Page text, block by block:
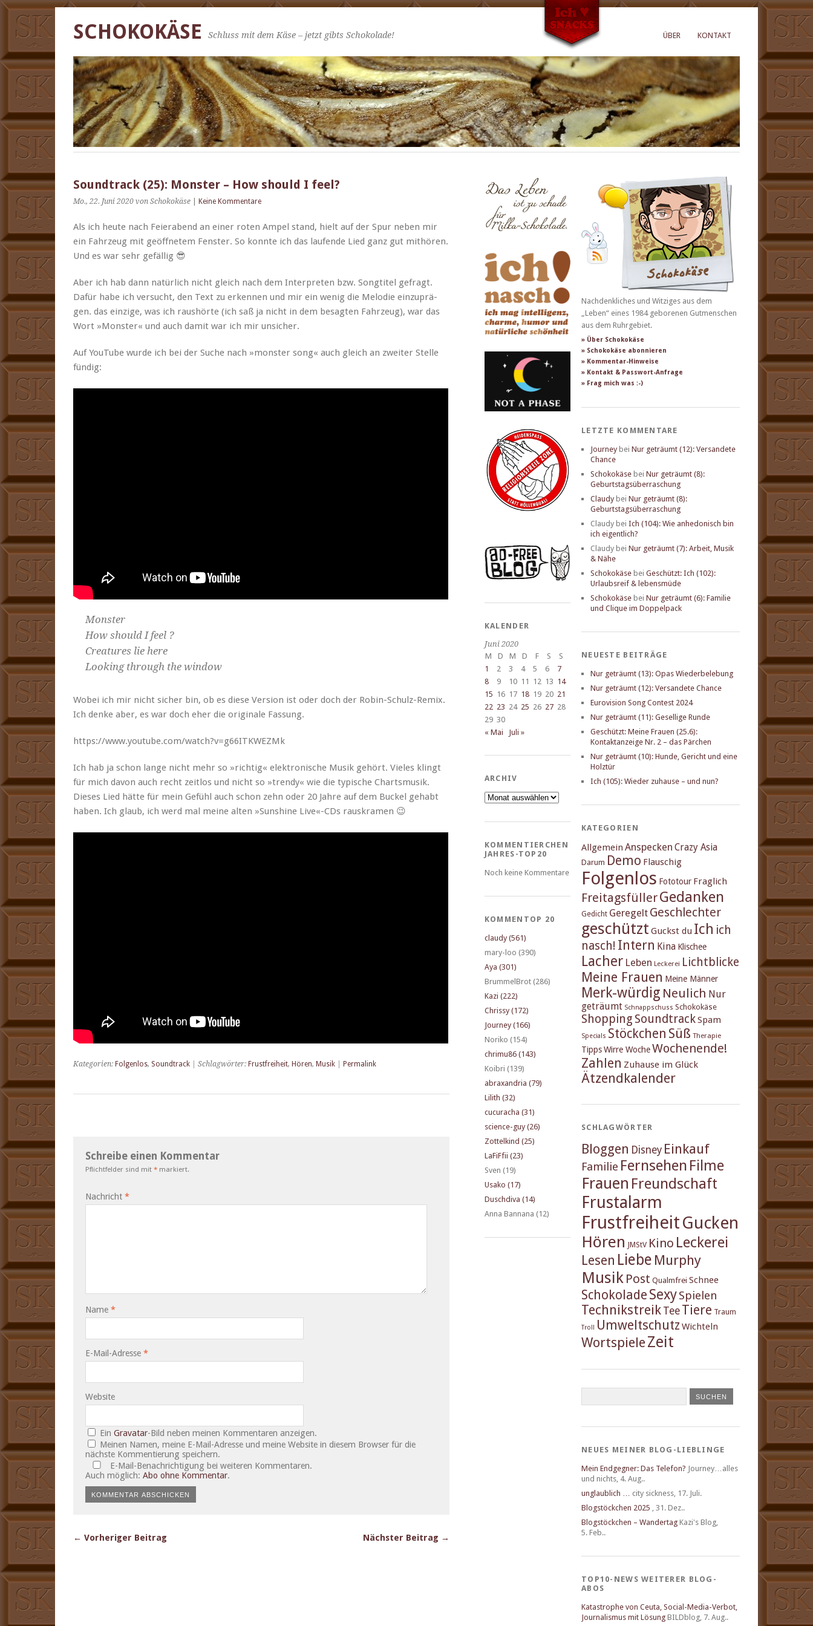
ÜBER KONTAKT
SCHOKOKÄSE Schluss mit dem Käse – jetzt gibts Schokolade!
Soundtrack (25): Monster – How should I feel?
Mo., 22. Juni 2020 von Schokokäse Keine Kommentare
Als ich heute nach Feier­abend an ein­er roten Ampel stand, hielt auf der Spur neben mir
ein Fahrzeug mit geöffnetem Fen­ster. So kon­nte ich das laufende Lied ganz gut mithören.
Und es war sehr gefällig 😎
Aber ich hab dann natür­lich nicht gle­ich nach dem Inter­pre­ten bzw. Songti­tel gefragt.
Dafür habe ich ver­sucht, den Text zu erken­nen und mir ein wenig die Melodie einzuprä­
gen. das einzige, was ich raushörte (ich saß ja nicht in dem besagten Fahrzeug), war das
Wort »Mon­ster« und auch damit war ich mir unsicher.
Auf YouTube wurde ich bei der Suche nach »mon­ster song« auch gle­ich an zweit­er Stelle
fündig:
Mon­ster
How should I feel ?
Crea­tures lie here
Look­ing through the window
Wobei ich mir nicht sich­er bin, ob es diese Ver­sion ist oder doch der Robin-Schulz-Remix.
Ich denke aber, es war doch eher die orig­i­nale Fassung.
https://www.youtube.com/watch?v=g66ITKWEZMk
Ich hab ja schon lange nicht mehr so »richtig« elek­tro­n­is­che Musik gehört. Vieles klingt
für mich davon auch recht zeit­los und nicht so »trendy« wie die typ­is­che Chartsmusik.
Dieses Lied hätte für mein Gefühl auch schon zehn oder 20 Jahre auf dem Buck­el gehabt
haben. Ich glaub, ich werd mal meine alten »Sun­shine Live«-CDs rauskramen 😉
Kategorien: Folgenlos, Soundtrack | Schlagwörter: Frustfreiheit, Hören, Musik Permalink
Schreibe einen Kommentar
Pflichtfelder sind mit * markiert.
Nachricht *
Name *
E-Mail-Adresse *
Website
EinGravatar-Bild neben meinen Kommentaren anzeigen.
Meinen Namen, meine E-Mail-Adresse und meine Website in diesem Browser für die
nächste Kommentierung speichern.
E-Mail-Benachrichtigung bei weiteren Kommentaren.
Auch möglich: Abo ohne Kommentar.
← Vorheriger Beitrag Nächster Beitrag →
KALENDER
Juni 2020
M
D M D F S
S
1
2 3 4 5 6
7
8
9 10 11 12 13 14
15 16 17 18 19 20 21
22 23 24 25 26 27 28
29 30
« Mai
Juli »
ARCHIV
Archiv
KOMMENTIERCHEN
JAHRES-TOP20
Noch keine Kommentare
KOMMENTOP 20
claudy (561)
mary-loo (390)
Aya (301)
BrummelBrot (286)
Kazi (222)
Chrissy (172)
Journey (166)
Noriko (154)
chrimu86 (143)
Koibri (139)
abraxandria (79)
Lilith (32)
cucuracha (31)
science-guy (26)
Zottelkind (25)
LaFiFfii (23)
Sven (19)
Usako (17)
Duschdiva (14)
Anna Bannana (12)
Nachdenkliches und Witziges aus dem
„Leben“ eines 1984 geborenen Gutmenschen
aus dem Ruhrgebiet.
» Über Schokokäse
» Schokokäse abonnieren
» Kommentar-Hinweise
» Kontakt & Passwort-Anfrage
» Frag mich was :-)
LETZTE KOMMENTARE
Journey bei Nur geträumt (12): Versandete
Chance
Schokokäse bei Nur geträumt (8):
Geburtstagsüberraschung
Claudy bei Nur geträumt (8):
Geburtstagsüberraschung
Claudy bei Ich (104): Wie anhedonisch bin
ich eigentlich?
Claudy bei Nur geträumt (7): Arbeit, Musik
& Nähe
Schokokäse bei Geschützt: Ich (102):
Urlaubsreif & lebensmüde
Schokokäse bei Nur geträumt (6): Familie
und Clique im Doppelpack
NEUESTE BEITRÄGE
Nur geträumt (13): Opas Wiederbelebung
Nur geträumt (12): Versandete Chance
Eurovision Song Contest 2024
Nur geträumt (11): Gesellige Runde
Geschützt: Meine Frauen (25.6):
Kontaktanzeige Nr. 2 – das Pärchen
Nur geträumt (10): Hunde, Gericht und eine
Holztür
Ich (105): Wieder zuhause – und nun?
KATEGORIEN
Allgemein Anspecken Crazy Asia
Darum Demo Flauschig
Folgenlos Fototour Fraglich
FreitagsfüllerGedanken
Gedicht Geregelt Geschlechter
geschützt Guckst du Ich ich
nasch! Intern Kina Klischee
Lacher Leben Leckerei Lichtblicke
Meine Frauen Meine Männer
Merk-würdig Neulich Nur
geträumt Schnappschuss Schokokäse
Shopping SoundtrackSpam
Specials Stöckchen Süß Therapie
TippsWirre WocheWochenende!
Zahlen Zuhause im Glück
Ätzendkalender
SCHLAGWÖRTER
Bloggen Disney Einkauf
Familie Fernsehen Filme
Frauen Freundschaft
Frustalarm
FrustfreiheitGucken
Hören JMStV Kino Leckerei
Lesen Liebe Murphy
Musik Post Qualmfrei Schnee
Schokolade SexySpielen
Technikstreik Tee Tiere Traum
Troll Umweltschutz Wichteln
Wortspiele Zeit
NEUES MEINER BLOG-LIEBLINGE
Mein Endgegner: Das Telefon? Journey…alles
und nichts, 4. Aug..
unglaublich … city sickness, 17. Juli.
Blogstöckchen 2025 , 31. Dez..
Blogstöckchen – Wandertag Kazi's Blog,
5. Feb..
TOP10-NEWS WEITERER BLOG-
ABOS
Katastrophe von Ceuta, Social-Media-Verbot,
Journalismus mit Lösung BILDblog, 7. Aug..